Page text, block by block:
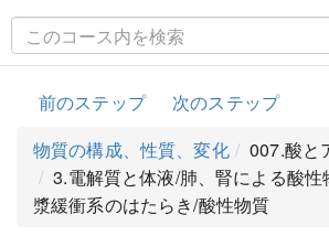
前のステップ
次のステップ
物質の構成、性質、変化
007.酸と
3.電解質と体液/肺、腎による酸性
漿緩衝系のはたらき/酸性物質